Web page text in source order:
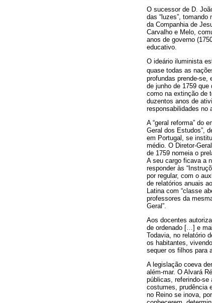
O sucessor de D.
das “luzes”,
da Companhia de
Carvalho e Melo,
anos de governo
educativo.
O ideário iluminista
quase todas as
profundas prende-se,
de junho de 1759
como na extinção de
duzentos anos de
responsabilidades no
A “geral reforma” do
Geral dos Estudos”,
em Portugal, se
médio. O Diretor-
de 1759 nomeia o
A seu cargo ficava a
responder às
por regular, com o
de relatórios anuais
Latina com “classe
professores da
Geral”.
Aos docentes
de ordenado […] e
Todavia, no relatório
os habitantes,
sequer os filhos para
A legislação coeva
além-mar. O Alvará
públicas, referindo-se
costumes, prudência
no Reino se inova,